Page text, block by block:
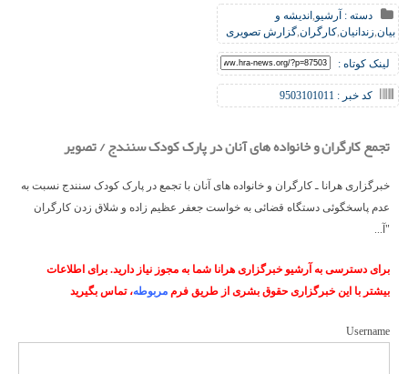
دسته : آرشیو,اندیشه و
بیان,زندانیان,کارگران,گزارش تصویری
لینک کوتاه :
کد خبر : 9503101011
تجمع کارگران و خانواده های آنان در پارک کودک سنندج / تصویر
خبرگزاری هرانا ـ کارگران و خانواده های آنان با تجمع در پارک کودک سنندج نسبت به
عدم پاسخگوئی دستگاه قضائی به خواست جعفر عظیم زاده و شلاق زدن کارگران
"آ...
برای دسترسی به آرشیو خبرگزاری هرانا شما به مجوز نیاز دارید. برای اطلاعات
بیشتر با این خبرگزاری حقوق بشری از طریق فرم مربوطه، تماس بگیرید
Username